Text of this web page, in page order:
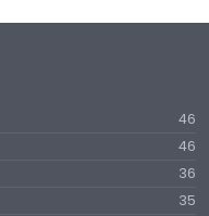
46
46
36
35